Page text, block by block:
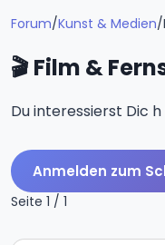
Forum/Kunst & Medien/
🎬 Film &
Du interessierst Dic
Anmelden zum
Seite 1 / 1